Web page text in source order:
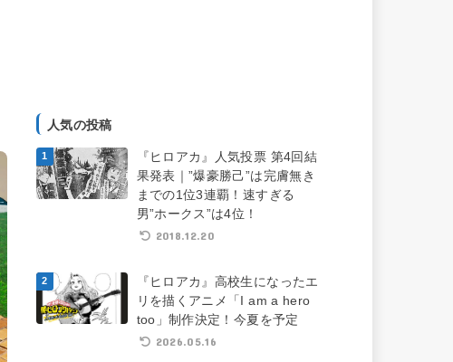
人気の投稿
『ヒロアカ』人気投票 第4回結
果発表｜”爆豪勝己”は完膚無き
までの1位3連覇！速すぎる
男”ホークス”は4位！
2018.12.20
『ヒロアカ』高校生になったエ
リを描くアニメ「I am a hero
too」制作決定！今夏を予定
2026.05.16